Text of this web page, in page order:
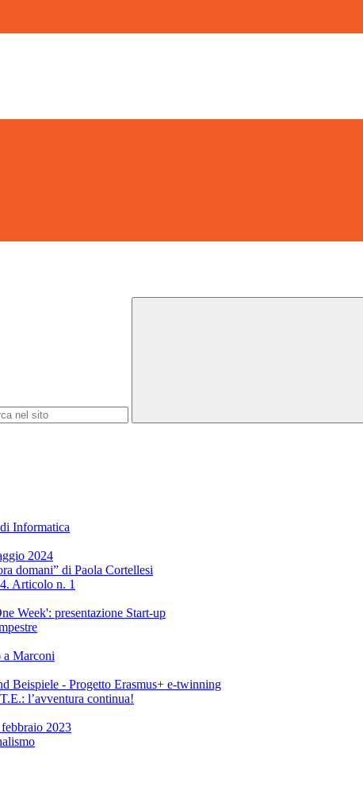
Informatica
2024
domani” di Paola Cortellesi
Articolo n. 1
Week': presentazione Start-up
Marconi
Beispiele - Progetto Erasmus+ e-twinning
l’avventura continua!
2023